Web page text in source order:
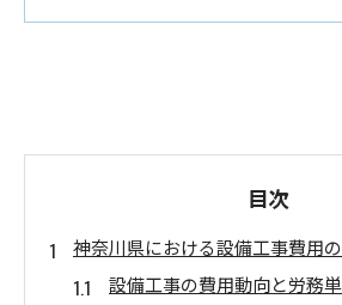
目次
神奈川県における設備工事費用
設備工事の費用動向と労務